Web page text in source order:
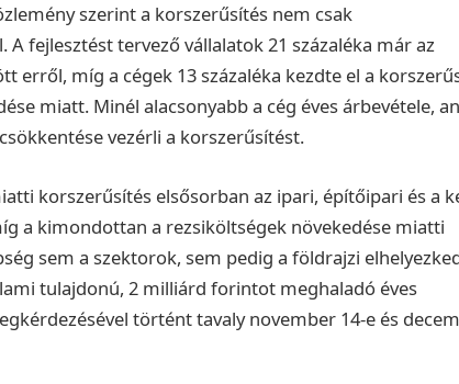
szerint a korszerűsítés nem csak
fejlesztést tervező vállalatok 21 százaléka már az
erről, míg a cégek 13 százaléka kezdte el a
miatt. Minél alacsonyabb a cég éves árbevétele,
vezérli a korszerűsítést.
korszerűsítés elsősorban az ipari, építőipari és a
a kimondottan a rezsiköltségek növekedése miatti
sem a szektorok, sem pedig a földrajzi
tulajdonú, 2 milliárd forintot meghaladó éves
történt tavaly november 14-e és